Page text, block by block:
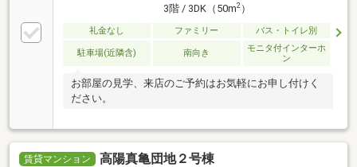
3階 / 3DK（50m2）
礼金なし ファミリー バス・トイレ別
駐車場(近隣含) 南向き
モニタ付インターホ
ン
お部屋の見学、来店のご予約はお気軽にお申し付けく
ださい。
賃貸マンション 高陽真亀団地２号棟